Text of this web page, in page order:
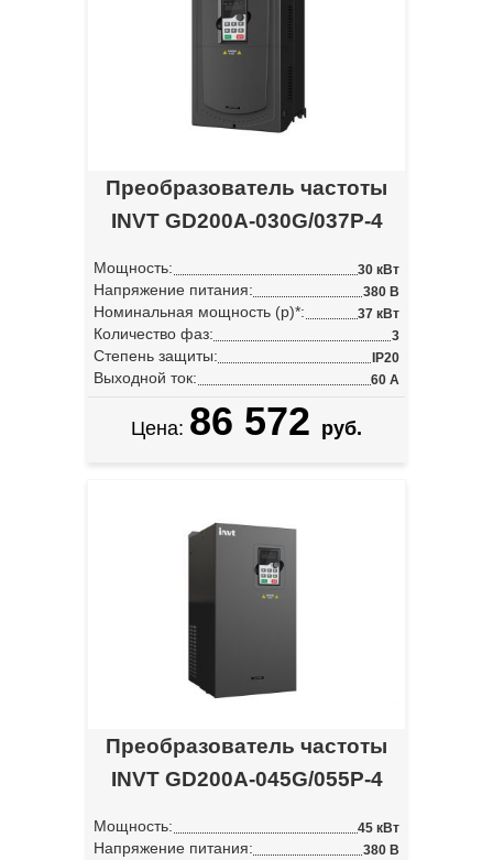
Преобразователь частоты
INVT GD200A-030G/037P-4
Мощность: 30 кВт
Напряжение питания: 380 В
Номинальная мощность (p)*: 37 кВт
Количество фаз: 3
Степень защиты: IP20
Выходной ток: 60 А
Цена: 86 572 руб.
Преобразователь частоты
INVT GD200A-045G/055P-4
Мощность: 45 кВт
Напряжение питания: 380 В